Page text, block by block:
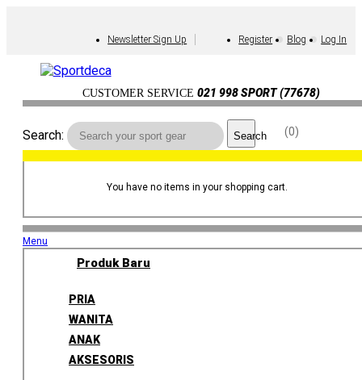
Newsletter Sign Up Register Blog Log In
CUSTOMER SERVICE 021 998 SPORT (77678)
0
Search: Search
You have no items in your shopping cart.
Menu
Produk Baru
PRIA
WANITA
ANAK
AKSESORIS